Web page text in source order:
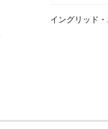
イングリッド